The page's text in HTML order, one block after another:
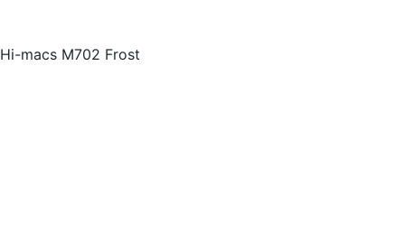
Hi-macs M702 Frost